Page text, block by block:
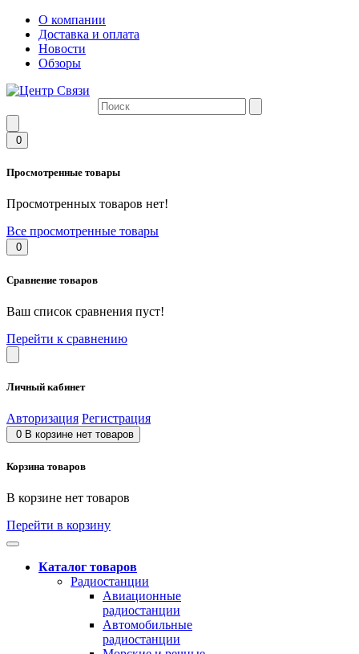
О компании
Доставка и оплата
Новости
Обзоры
0
Просмотренные товары
Просмотренных товаров нет!
Все просмотренные товары
0
Сравнение товаров
Ваш список сравнения пуст!
Перейти к сравнению
Личный кабинет
Авторизация Регистрация
0 В корзине нет товаров
Корзина товаров
В корзине нет товаров
Перейти в корзину
Каталог товаров
Радиостанции
Авиационные
радиостанции
Автомобильные
радиостанции